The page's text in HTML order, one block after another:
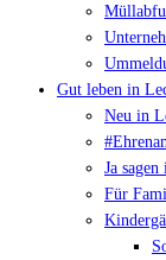
Gut leben in
Neu in
Ja
Für